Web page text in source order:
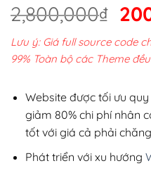
2,800,000₫ Giá
gốc
là:
Lưu ý: Giá full source code
99% Toàn bộ các Theme
Website được tối ưu
giảm 80% chi phí nhân
tốt với giá cả phải
Phát triển với xu hướng